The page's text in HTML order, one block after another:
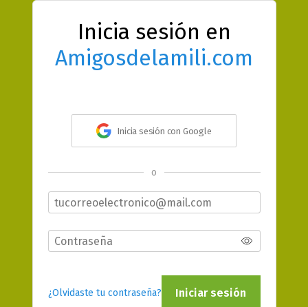
Inicia sesión en
Amigosdelamili.com
Inicia sesión con Google
o
¿Olvidaste tu contraseña? Iniciar sesión